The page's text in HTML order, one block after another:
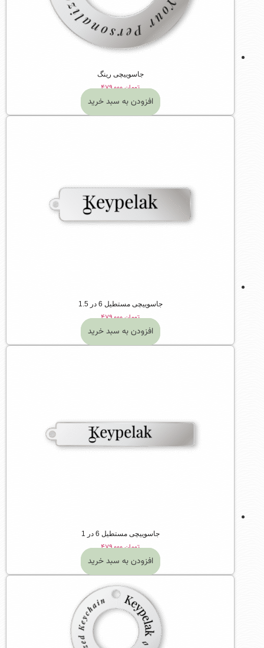
جاسوییچی رینگ
تومان۴۷۹,۰۰۰
افزودن به سبد خرید
جاسوییچی مستطیل 6 در 1.5
تومان۴۷۹,۰۰۰
افزودن به سبد خرید
جاسوییچی مستطیل 6 در 1
تومان۴۷۹,۰۰۰
افزودن به سبد خرید